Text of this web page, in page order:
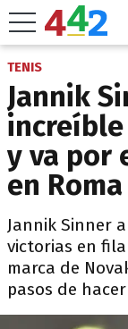
TENIS
Jannik
increíble
y va por
en Roma
Jannik Sinner
victorias en
marca de
pasos de